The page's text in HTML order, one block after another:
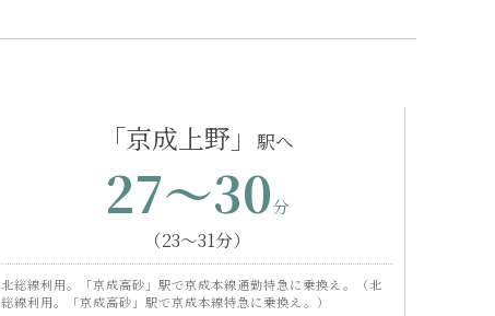
「京成上野」
27〜30
（23〜31分）
北総線利用。「京成高砂」駅で京成本線通勤特急に乗換え。（北
総線利用。「京成高砂」駅で京成本線特急に乗換え。）